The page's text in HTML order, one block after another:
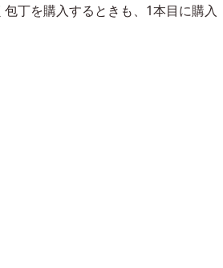
丁を購入するときも、1本目に購入